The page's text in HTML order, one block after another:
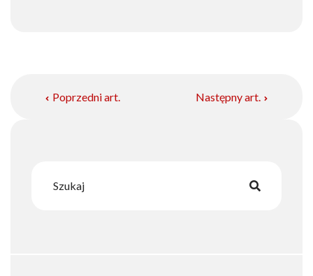
Poprzedni art. Następny art.